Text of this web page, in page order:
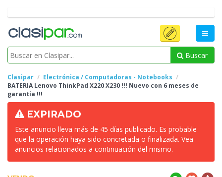
Buscar
Clasipar
Electrónica / Computadoras - Notebooks
BATERIA Lenovo ThinkPad X220 X230 !!! Nuevo con 6 meses de
garantia !!!
EXPIRADO
Este anuncio lleva más de 45 días publicado. Es probable
que la operación haya sido concretada o finalizada. Vea
anuncios relacionados a continuación del mismo.